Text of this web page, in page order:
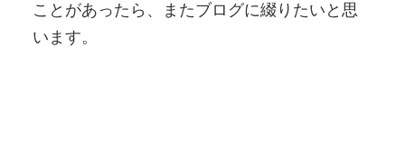
ことがあったら、またブログに綴りたいと思
います。